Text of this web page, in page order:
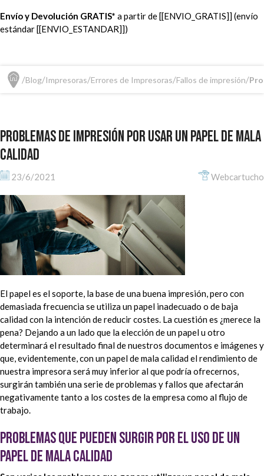
Envío y Devolución GRATIS* a partir de [[ENVIO_GRATIS]] (envío
estándar [[ENVIO_ESTANDAR]])
Blog Impresoras Errores de Impresoras Fallos de impresión
Problemas de impresión por usar un papel de mala
calidad
23/6/2021 Webcartucho
El papel es el soporte, la base de una buena impresión, pero con
demasiada frecuencia se utiliza un papel inadecuado o de baja
calidad con la intención de reducir costes. La cuestión es ¿merece la
pena? Dejando a un lado que la elección de un papel u otro
determinará el resultado final de nuestros documentos e imágenes y
que, evidentemente, con un papel de mala calidad el rendimiento de
nuestra impresora será muy inferior al que podría ofrecernos,
surgirán también una serie de problemas y fallos que afectarán
negativamente tanto a los costes de la empresa como al flujo de
trabajo.
Problemas que pueden surgir por el uso de un
papel de mala calidad